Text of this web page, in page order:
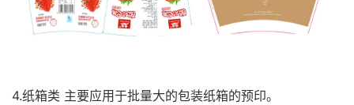
4.纸箱类 主要应用于批量大的包装纸箱的预印。